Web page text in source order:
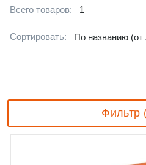
Всего товаров: 1
Сортировать: По названию
Фильтр